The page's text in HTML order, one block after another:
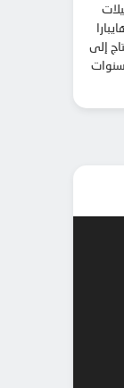
إلى
سنوات